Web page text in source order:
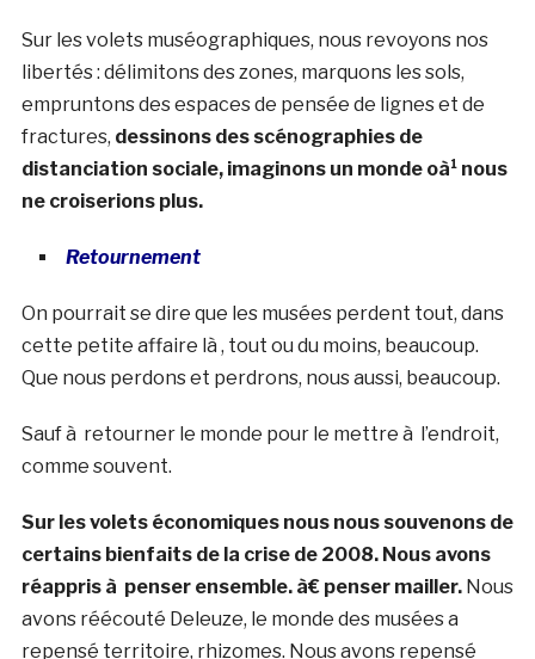
Sur les volets muséographiques, nous revoyons nos
libertés : délimitons des zones, marquons les sols,
empruntons des espaces de pensée de lignes et de
fractures, dessinons des scénographies de
distanciation sociale, imaginons un monde oà¹ nous
ne croiserions plus.
Retournement
On pourrait se dire que les musées perdent tout, dans
cette petite affaire là , tout ou du moins, beaucoup.
Que nous perdons et perdrons, nous aussi, beaucoup.
Sauf à retourner le monde pour le mettre à l’endroit,
comme souvent.
Sur les volets économiques nous nous souvenons de
certains bienfaits de la crise de 2008. Nous avons
réappris à penser ensemble. à€ penser mailler.Nous
avons réécouté Deleuze, le monde des musées a
repensé territoire, rhizomes. Nous avons repensé